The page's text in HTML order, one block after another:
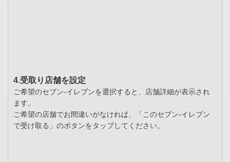
4.受取り店舗を設定
ご希望のセブン-イレブンを選択すると、店舗詳細が表示され
ます。
ご希望の店舗でお間違いがなければ、「このセブン-イレブン
で受け取る」のボタンをタップしてください。